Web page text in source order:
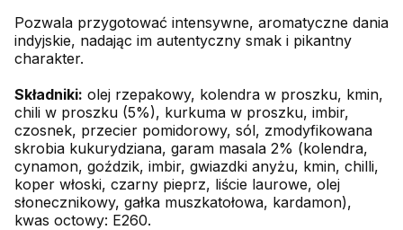
Pozwala przygotować intensywne, aromatyczne dania
indyjskie, nadając im autentyczny smak i pikantny
charakter.
Składniki: olej rzepakowy, kolendra w proszku, kmin,
chili w proszku (5%), kurkuma w proszku, imbir,
czosnek, przecier pomidorowy, sól, zmodyfikowana
skrobia kukurydziana, garam masala 2% (kolendra,
cynamon, goździk, imbir, gwiazdki anyżu, kmin, chilli,
koper włoski, czarny pieprz, liście laurowe, olej
słonecznikowy, gałka muszkatołowa, kardamon),
kwas octowy: E260.